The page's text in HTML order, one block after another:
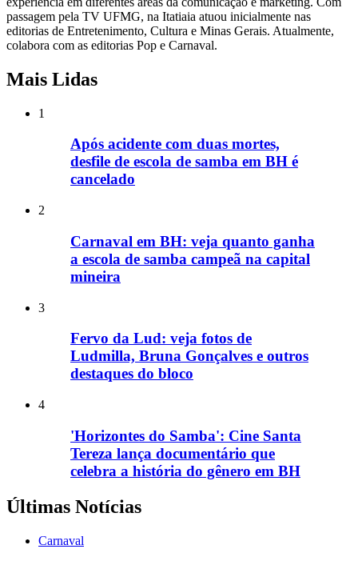
passagem pela TV UFMG, na Itatiaia atuou inicialmente nas
editorias de Entretenimento, Cultura e Minas Gerais. Atualmente,
colabora com as editorias Pop e Carnaval.
Mais Lidas
1
Após acidente com duas mortes,
desfile de escola de samba em BH é
cancelado
2
Carnaval em BH: veja quanto ganha
a escola de samba campeã na capital
mineira
3
Fervo da Lud: veja fotos de
Ludmilla, Bruna Gonçalves e outros
destaques do bloco
4
'Horizontes do Samba': Cine Santa
Tereza lança documentário que
celebra a história do gênero em BH
Últimas Notícias
Carnaval